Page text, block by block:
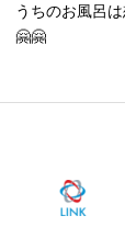
うちのお風呂
🤗🤗